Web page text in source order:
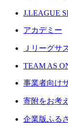
J.LEAGUE
アカデミー
Ｊリーグサ
TEAM AS
事業者向け
寄附をお考
企業版ふる